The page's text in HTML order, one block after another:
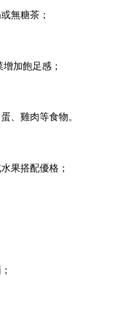
無糖茶；
加飽足感；
、雞肉等食物。
果搭配優格；